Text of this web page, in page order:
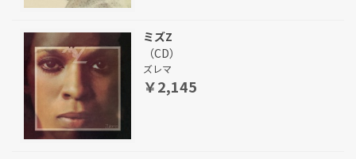
ミズZ
（CD）
ズレマ
￥2,145